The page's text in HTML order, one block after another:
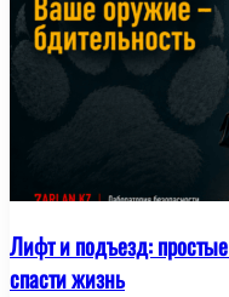
Лифт и подъезд:
спасти жизнь